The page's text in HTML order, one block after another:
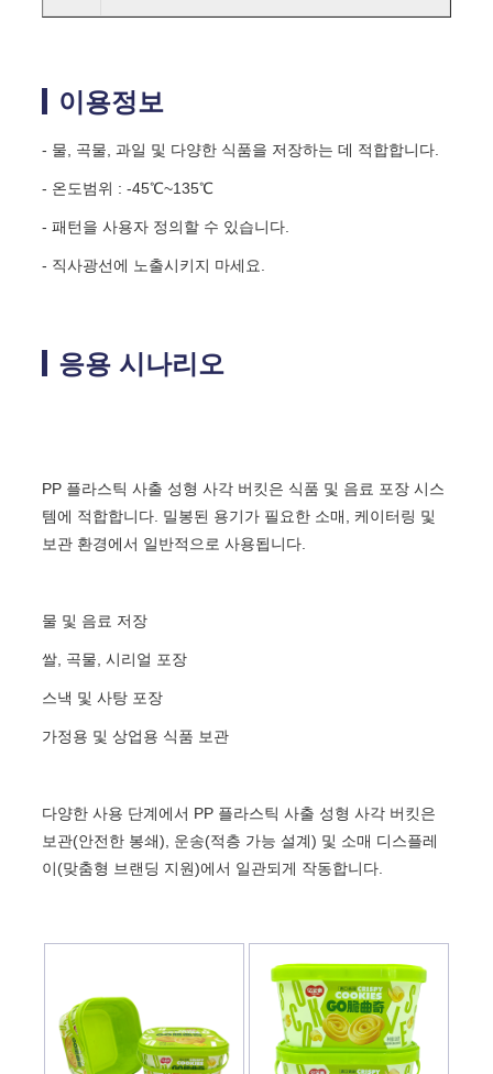
이용정보
- 물, 곡물, 과일 및 다양한 식품을 저장하는 데 적합합니다.
- 온도범위 : -45℃~135℃
- 패턴을 사용자 정의할 수 있습니다.
- 직사광선에 노출시키지 마세요.
응용 시나리오
PP 플라스틱 사출 성형 사각 버킷은 식품 및 음료 포장 시스
템에 적합합니다. 밀봉된 용기가 필요한 소매, 케이터링 및
보관 환경에서 일반적으로 사용됩니다.
물 및 음료 저장
쌀, 곡물, 시리얼 포장
스낵 및 사탕 포장
가정용 및 상업용 식품 보관
다양한 사용 단계에서 PP 플라스틱 사출 성형 사각 버킷은
보관(안전한 봉쇄), 운송(적층 가능 설계) 및 소매 디스플레
이(맞춤형 브랜딩 지원)에서 일관되게 작동합니다.